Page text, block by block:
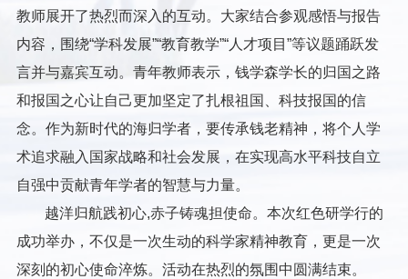
教师展开了热烈而深入的互动。大家结合参观感悟与报告
内容，围绕“学科发展”“教育教学”“人才项目”等议题踊跃发
言并与嘉宾互动。青年教师表示，钱学森学长的归国之路
和报国之心让自己更加坚定了扎根祖国、科技报国的信
念。作为新时代的海归学者，要传承钱老精神，将个人学
术追求融入国家战略和社会发展，在实现高水平科技自立
自强中贡献青年学者的智慧与力量。
越洋归航践初心,赤子铸魂担使命。本次红色研学行的
成功举办，不仅是一次生动的科学家精神教育，更是一次
深刻的初心使命淬炼。活动在热烈的氛围中圆满结束。